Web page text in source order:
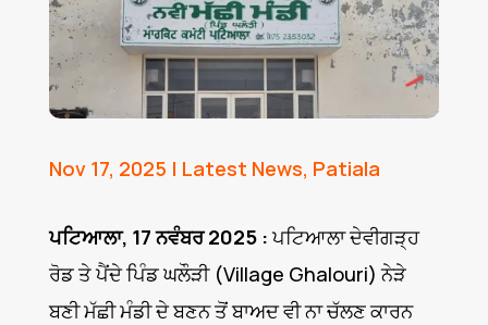
Nov 17, 2025 | Latest News, Patiala
ਪਟਿਆਲਾ, 17 ਨਵੰਬਰ 2025 :ਪਟਿਆਲਾ ਦੇਵੀਗੜ੍ਹ
ਰੋਡ ਤੇ ਪੈਂਦੇ ਪਿੰਡ ਘਲੌੜੀ (Village Ghalouri) ਨੇੜੇ
ਬਣੀ ਮੱਛੀ ਮੰਡੀ ਦੇ ਬਣਨ ਤੋਂ ਬਾਅਦ ਵੀ ਨਾ ਚੱਲਣ ਕਾਰਨ